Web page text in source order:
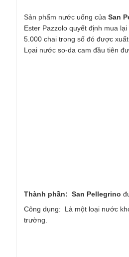
Sản phẩm nước uống của San
Ester Pazzolo quyết định mua
5.000 chai trong số đó được
Lọai nước so-da cam đầu tiên
Thành phần: San Pellegrino
Công dụng: Là một loại nước
trường.